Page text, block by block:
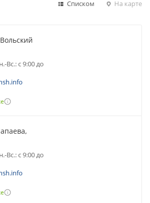
Списком На карте
Вс.: с 9:00 до
Вс.: с 9:00 до